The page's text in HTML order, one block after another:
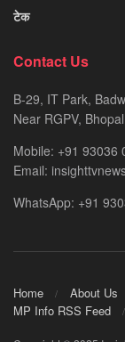
टेक
Contact Us
B-29, IT Park,
Near RGPV,
Mobile: +91 93036
Email:
WhatsApp: +91
Home About Us
MP Info RSS Feed